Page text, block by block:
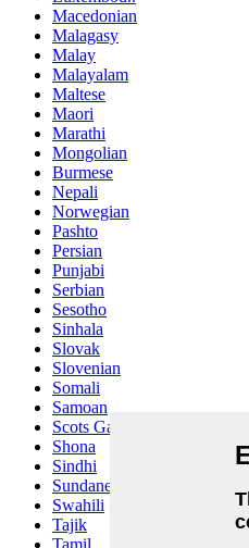
Macedonian
Malagasy
Malay
Malayalam
Maltese
Maori
Marathi
Mongolian
Burmese
Nepali
Norwegian
Pashto
Persian
Punjabi
Serbian
Sesotho
Sinhala
Slovak
Slovenian
Somali
Samoan
Scots Gaelic
Shona
Sindhi
Sundanese
Swahili
Tajik